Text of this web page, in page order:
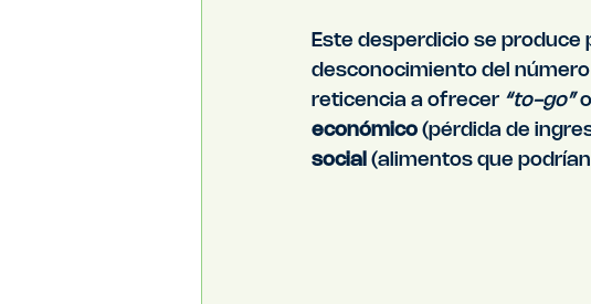
Este desperdicio se produce
desconocimiento del
reticencia a ofrecer “to-go” o
económico (pérdida de
social (alimentos que